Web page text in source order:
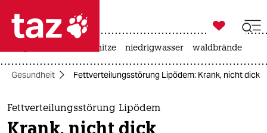
 taz zahl ich
taz zahl ich
themen

taz zahl ich
hitze niedrigwasser waldbrände
Gesundheit Fettverteilungsstörung Lipödem: Krank, nicht dick
Fettverteilungsstörung Lipödem
Krank, nicht dick